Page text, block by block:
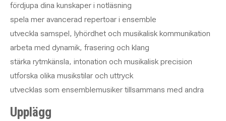
fördjupa dina kunskaper i notläsning
spela mer avancerad repertoar i ensemble
utveckla samspel, lyhördhet och musikalisk kommunikation
arbeta med dynamik, frasering och klang
stärka rytmkänsla, intonation och musikalisk precision
utforska olika musikstilar och uttryck
utvecklas som ensemblemusiker tillsammans med andra
Upplägg